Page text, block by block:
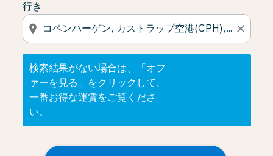
行き
location_on close
検索結果がない場合は、「オフ
ァーを見る」をクリックして、
一番お得な運賃をご覧くださ
い。